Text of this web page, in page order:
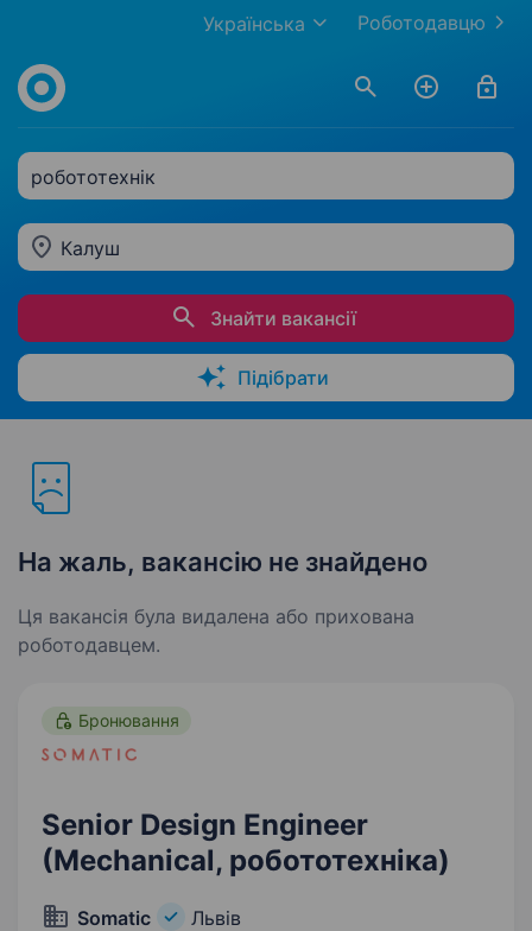
Роботодавцю
Українська
робототехнік
Калуш
Знайти вакансії
Підібрати
На жаль, вакансію не знайдено
Ця вакансія була видалена або прихована
роботодавцем.
Бронювання
Senior Design Engineer
(Mechanical, робототехніка)
Somatic Львів